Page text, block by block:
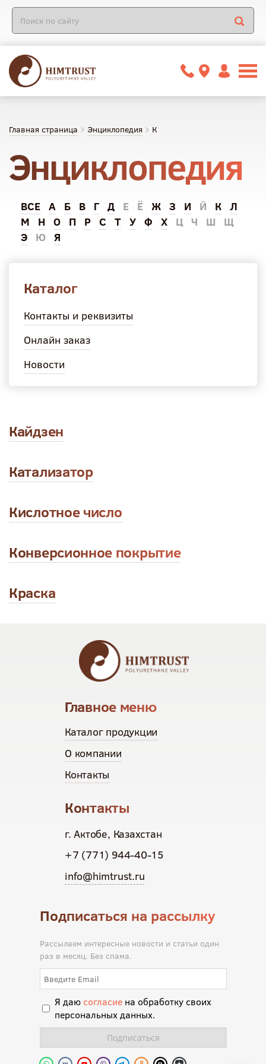
Главная страница Энциклопедия К
Энциклопедия
ВСЕ А Б В Г Д Е Ё Ж З И Й К Л
М
Н О П Р С Т У Ф Х Ц Ч Ш
Щ
Э Ю Я
Каталог
Контакты и реквизиты
Онлайн заказ
Новости
Кайдзен
Катализатор
Кислотное число
Конверсионное покрытие
Краска
Главное меню
Каталог продукции
О компании
Контакты
Контакты
г. Актобе, Казахстан
+7 (771) 944-40-15
info@himtrust.ru
Подписаться на рассылку
Рассылаем интересные новости и статьи один
раз в месяц. Без спама.
Я даю согласиена обработку своих
персональных данных.